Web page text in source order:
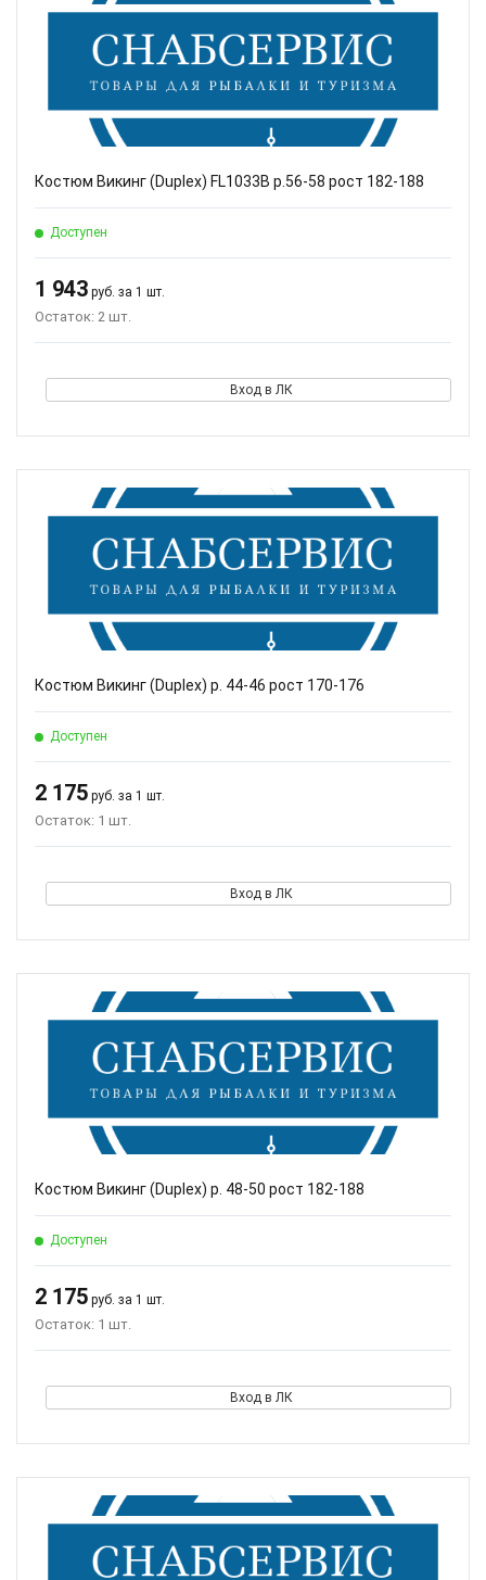
Костюм Викинг (Duplex) FL1033B р.56-58 рост 182-188
Доступен
1 943 руб. за 1 шт.
Остаток: 2 шт.
Вход в ЛК
Костюм Викинг (Duplex) р. 44-46 рост 170-176
Доступен
2 175 руб. за 1 шт.
Остаток: 1 шт.
Вход в ЛК
Костюм Викинг (Duplex) р. 48-50 рост 182-188
Доступен
2 175 руб. за 1 шт.
Остаток: 1 шт.
Вход в ЛК